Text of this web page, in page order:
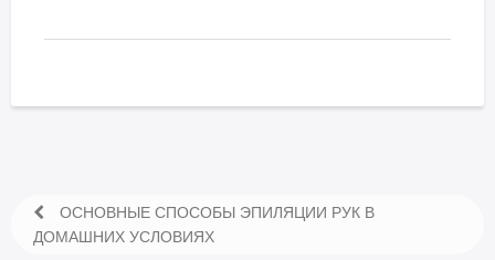
ОСНОВНЫЕ СПОСОБЫ ЭПИЛЯЦИИ РУК В
ДОМАШНИХ УСЛОВИЯХ